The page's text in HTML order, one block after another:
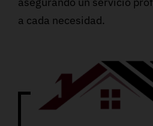
a cada necesidad.